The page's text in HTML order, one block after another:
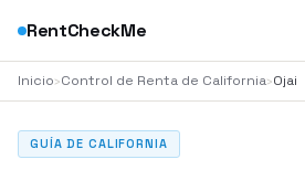
RentCheckMe
Inicio›Control de Renta de California›Ojai
GUÍA DE CALIFORNIA